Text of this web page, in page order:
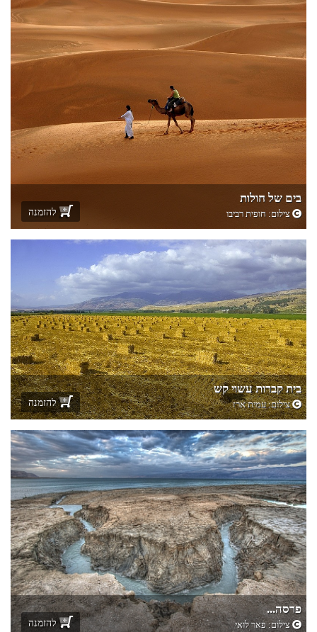
בים של חולות
צילום: חופית רביבו להזמנה
בית קברות עשוי קש
צילום:עמית ארז להזמנה
פרסה...
צילום:פאר לואי להזמנה